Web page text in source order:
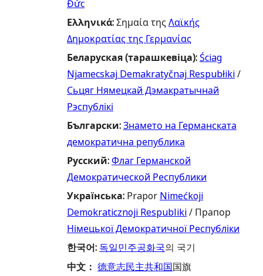
Ελληνικά:Σημαία τηςΛαϊκής
Δημοκρατίας της Γερμανίας
Беларуская (тарашкевіца):Ściag
Njamecskaj Demakratyčnaj Respubłiki/
Сьцяг Нямецкай Дэмакратычнай
Рэспублікі
Български:Знамето на Германската
демократична република
Русский:Флаг Германской
Демократической Республики
Українська:PraporNimećkoji
Demokraticznoji Respubliki/ Прапор
Німецької Демократичної Республіки
한국어:독일민주공화국의 국기
中文 ： 德意志民主共和国国旗